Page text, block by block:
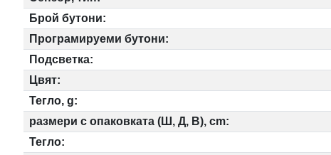
Брой бутони:
Програмируеми бутони:
Подсветка:
Цвят:
Тегло, g:
размери с опаковката (Ш, Д, В), cm:
Тегло: